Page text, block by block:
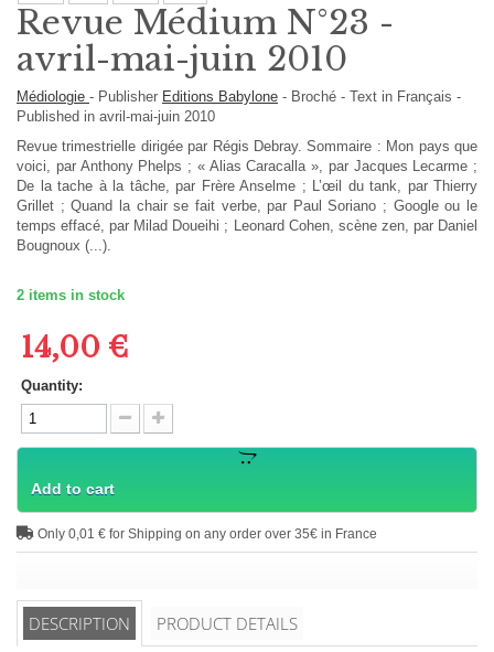
Revue Médium N°23 -
avril-mai-juin 2010
Médiologie - Publisher Editions Babylone - Broché - Text in Français -
Published in avril-mai-juin 2010
Revue trimestrielle dirigée par Régis Debray. Sommaire : Mon pays que
voici, par Anthony Phelps ; « Alias Caracalla », par Jacques Lecarme ;
De la tache à la tâche, par Frère Anselme ; L’œil du tank, par Thierry
Grillet ; Quand la chair se fait verbe, par Paul Soriano ; Google ou le
temps effacé, par Milad Doueihi ; Leonard Cohen, scène zen, par Daniel
Bougnoux (...).
2 items in stock
14,00 €
Quantity:
Add to cart
Only 0,01 € for Shipping on any order over 35€ in France
DESCRIPTION PRODUCT DETAILS